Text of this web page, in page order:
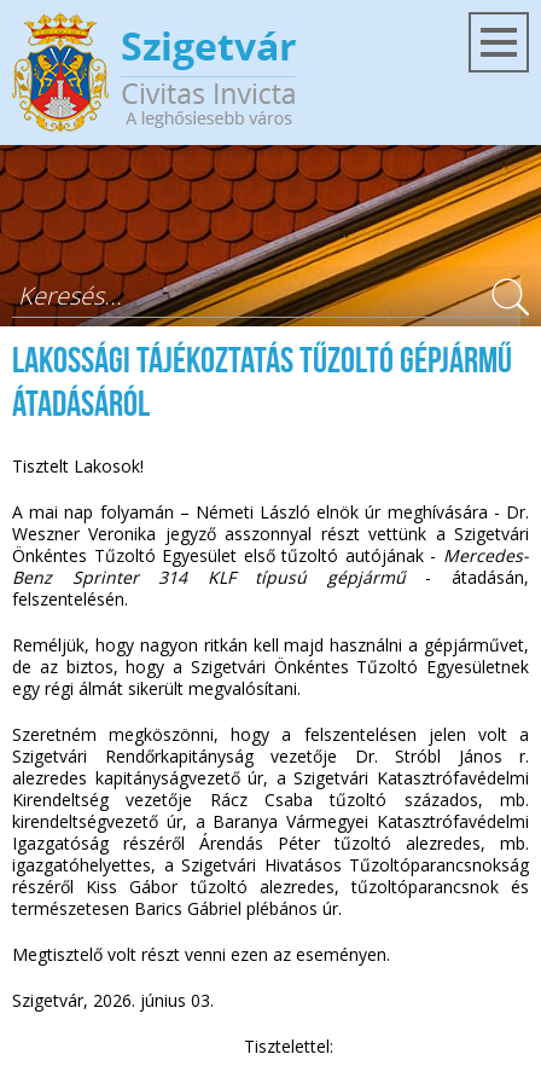
Ugrás a tartalomra
Keresés űrlap
Lakossági tájékoztatás tűzoltó gépjármű
átadásáról
Tisztelt Lakosok!
A mai nap folyamán – Németi László elnök úr meghívására - Dr.
Weszner Veronika jegyző asszonnyal részt vettünk a Szigetvári
Önkéntes Tűzoltó Egyesület első tűzoltó autójának - Mercedes-
Benz Sprinter 314 KLF típusú gépjármű- átadásán,
felszentelésén.
Reméljük, hogy nagyon ritkán kell majd használni a gépjárművet,
de az biztos, hogy a Szigetvári Önkéntes Tűzoltó Egyesületnek
egy régi álmát sikerült megvalósítani.
Szeretném megköszönni, hogy a felszentelésen jelen volt a
Szigetvári Rendőrkapitányság vezetője Dr. Stróbl János r.
alezredes kapitányságvezető úr, a Szigetvári Katasztrófavédelmi
Kirendeltség vezetője Rácz Csaba tűzoltó százados, mb.
kirendeltségvezető úr, a Baranya Vármegyei Katasztrófavédelmi
Igazgatóság részéről Árendás Péter tűzoltó alezredes, mb.
igazgatóhelyettes, a Szigetvári Hivatásos Tűzoltóparancsnokság
részéről Kiss Gábor tűzoltó alezredes, tűzoltóparancsnok és
természetesen Barics Gábriel plébános úr.
Megtisztelő volt részt venni ezen az eseményen.
Szigetvár, 2026. június 03.
Tisztelettel: